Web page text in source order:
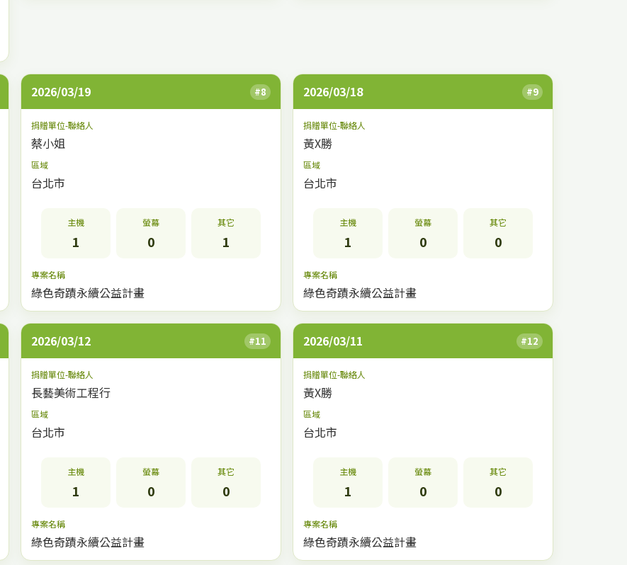
2026/03/19 #8
捐贈單位-聯絡人
蔡小姐
區域
台北市
主機
1
螢幕
0
其它
1
專案名稱
綠色奇蹟永續公益計畫
2026/03/18 #9
捐贈單位-聯絡人
黃X勝
區域
台北市
主機
1
螢幕
0
其它
0
專案名稱
綠色奇蹟永續公益計畫
2026/03/12 #11
捐贈單位-聯絡人
長藝美術工程行
區域
台北市
主機
1
螢幕
0
其它
0
專案名稱
綠色奇蹟永續公益計畫
2026/03/11 #12
捐贈單位-聯絡人
黃X勝
區域
台北市
主機
1
螢幕
0
其它
0
專案名稱
綠色奇蹟永續公益計畫